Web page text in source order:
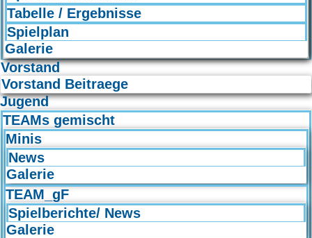
Tabelle / Ergebnisse
Spielplan
Galerie
Vorstand
Vorstand Beitraege
Jugend
TEAMs gemischt
Minis
News
Galerie
TEAM_gF
Spielberichte/ News
Galerie